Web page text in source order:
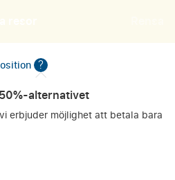
?
alternativet
erbjuder möjlighet att betala bara